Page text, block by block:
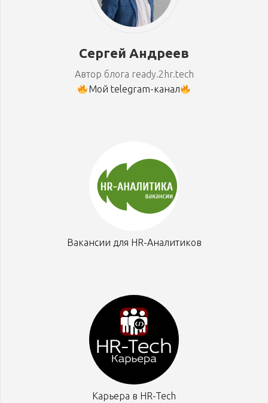
Сергей Андреев
Автор блога ready.2hr.tech
Мой telegram-канал
Вакансии для HR-Аналитиков
Карьера в HR-Tech